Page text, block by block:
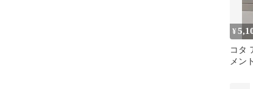
¥
コタ
メン